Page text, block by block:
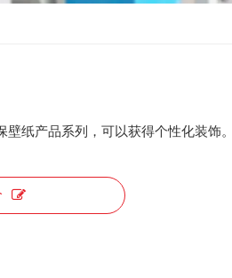
壁纸产品系列，可以获得个性化装饰